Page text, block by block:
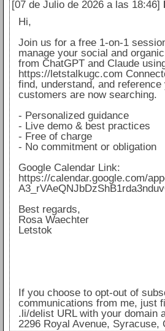
[07 de Julio de 2026 a las 18:46]
Hi,
Join us for a free 1-on-1
manage your social and
from ChatGPT and Claude
https://letstalkugc.com
find, understand, and reference
customers are now searching.
- Personalized guidance
- Live demo & best practices
- Free of charge
- No commitment or obligation
Google Calendar Link:
https://calendar.google.com/
Best regards,
Rosa Waechter
Letstok
If you choose to opt-out of
communications from me, just
.li/delist URL with your domain
2296 Royal Avenue, Syracuse,